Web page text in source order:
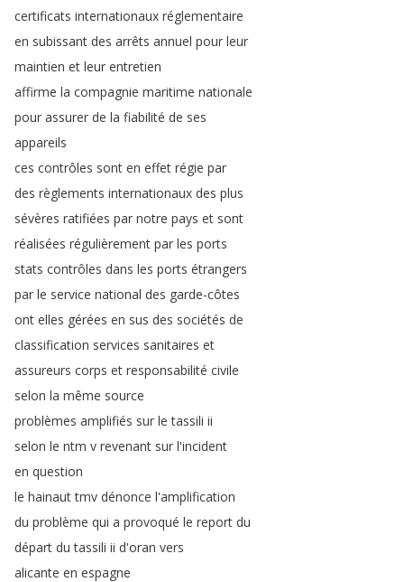
certificats internationaux réglementaire
en subissant des arrêts annuel pour leur
maintien et leur entretien
affirme la compagnie maritime nationale
pour assurer de la fiabilité de ses
appareils
ces contrôles sont en effet régie par
des règlements internationaux des plus
sévères ratifiées par notre pays et sont
réalisées régulièrement par les ports
stats contrôles dans les ports étrangers
par le service national des garde-côtes
ont elles gérées en sus des sociétés de
classification services sanitaires et
assureurs corps et responsabilité civile
selon la même source
problèmes amplifiés sur le tassili ii
selon le ntm v revenant sur l'incident
en question
le hainaut tmv dénonce l'amplification
du problème qui a provoqué le report du
départ du tassili ii d'oran vers
alicante en espagne